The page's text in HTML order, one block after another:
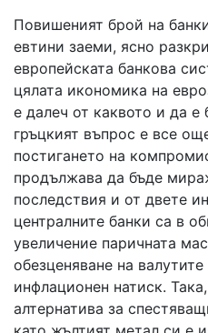
Повишеният брой на
евтини заеми, ясно
европейската банкова
цялата икономика на
е далеч от каквото и да е
гръцкият въпрос е все
постигането на
продължава да бъде
последствия и от двете
централните банки са в
увеличение паричната
обезценяване на
инфлационен натиск.
алтернатива за